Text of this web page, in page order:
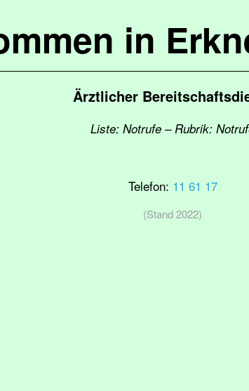
in
Ärztlicher
Liste: Notrufe – Rubrik:
Telefon: 11 61 17
(Stand 2022)